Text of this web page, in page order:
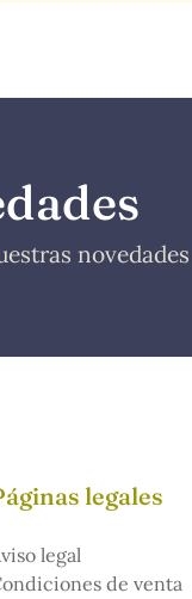
novedades
legales
legal
de venta